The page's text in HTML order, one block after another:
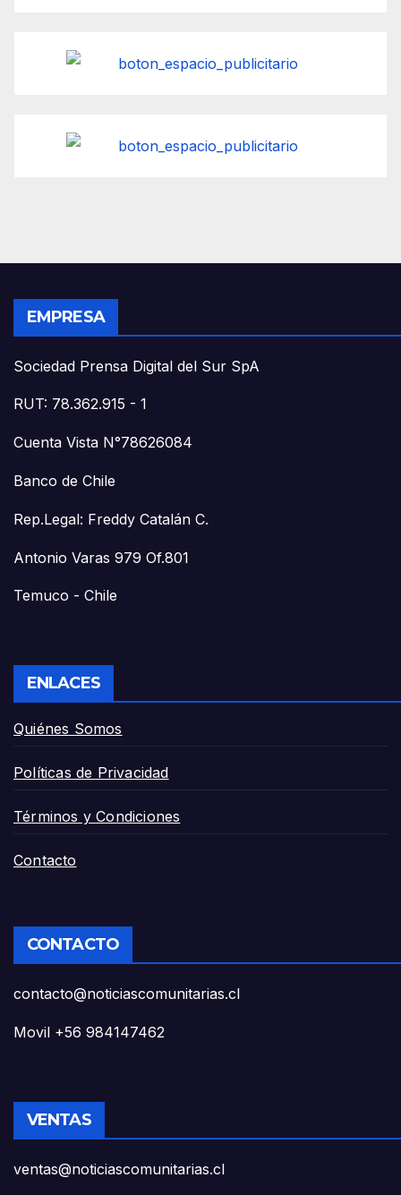
EMPRESA
Sociedad Prensa Digital del Sur SpA
RUT: 78.362.915 - 1
Cuenta Vista N°78626084
Banco de Chile
Rep.Legal: Freddy Catalán C.
Antonio Varas 979 Of.801
Temuco - Chile
ENLACES
Quiénes Somos
Políticas de Privacidad
Términos y Condiciones
Contacto
CONTACTO
contacto@noticiascomunitarias.cl
Movil +56 984147462
VENTAS
ventas@noticiascomunitarias.cl